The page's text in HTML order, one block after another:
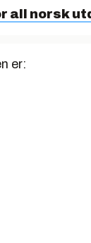
all norsk
er: